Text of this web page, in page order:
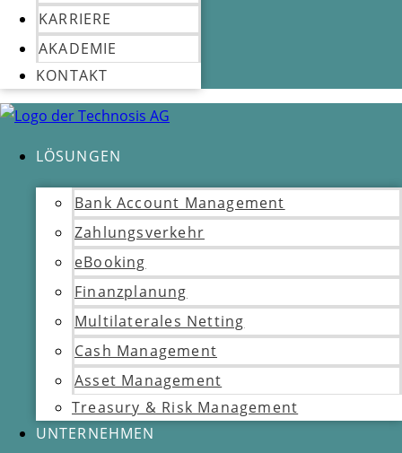
KARRIERE
AKADEMIE
KONTAKT
LÖSUNGEN
Bank Account Management
Zahlungsverkehr
eBooking
Finanzplanung
Multilaterales Netting
Cash Management
Asset Management
Treasury & Risk Management
UNTERNEHMEN